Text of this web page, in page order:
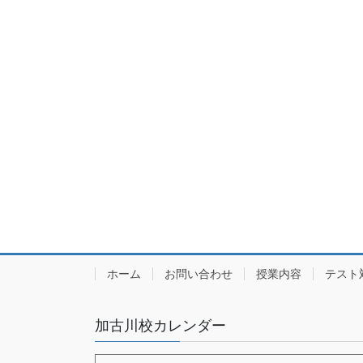
ホーム お問い合わせ 授業内容 テスト
加古川校カレンダー